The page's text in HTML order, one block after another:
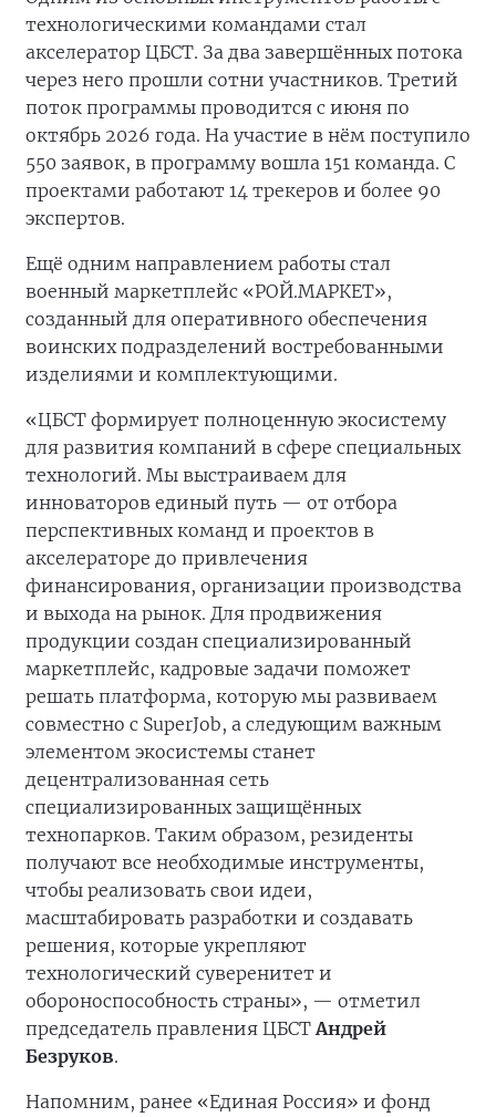
технологическими командами стал
акселератор ЦБСТ. За два завершённых потока
через него прошли сотни участников. Третий
поток программы проводится с июня по
октябрь 2026 года. На участие в нём поступило
550 заявок, в программу вошла 151 команда. С
проектами работают 14 трекеров и более 90
экспертов.
Ещё одним направлением работы стал
военный маркетплейс «РОЙ.МАРКЕТ»,
созданный для оперативного обеспечения
воинских подразделений востребованными
изделиями и комплектующими.
«ЦБСТ формирует полноценную экосистему
для развития компаний в сфере специальных
технологий. Мы выстраиваем для
инноваторов единый путь — от отбора
перспективных команд и проектов в
акселераторе до привлечения
финансирования, организации производства
и выхода на рынок. Для продвижения
продукции создан специализированный
маркетплейс, кадровые задачи поможет
решать платформа, которую мы развиваем
совместно с SuperJob, а следующим важным
элементом экосистемы станет
децентрализованная сеть
специализированных защищённых
технопарков. Таким образом, резиденты
получают все необходимые инструменты,
чтобы реализовать свои идеи,
масштабировать разработки и создавать
решения, которые укрепляют
технологический суверенитет и
обороноспособность страны», — отметил
председатель правления ЦБСТАндрей
Безруков.
Напомним, ранее «Единая Россия» и фонд